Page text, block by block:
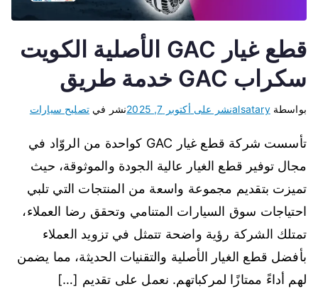
قطع غيار GAC الأصلية الكويت
سكراب GAC خدمة طريق
بواسطةalsataryنشر على أكتوبر 7, 2025 نشر في تصليح سيارات
تأسست شركة قطع غيار GAC كواحدة من الروّاد في
مجال توفير قطع الغيار عالية الجودة والموثوقة، حيث
تميزت بتقديم مجموعة واسعة من المنتجات التي تلبي
احتياجات سوق السيارات المتنامي وتحقق رضا العملاء،
تمتلك الشركة رؤية واضحة تتمثل في تزويد العملاء
بأفضل قطع الغيار الأصلية والتقنيات الحديثة، مما يضمن
لهم أداءً ممتازًا لمركباتهم. نعمل على تقديم […]